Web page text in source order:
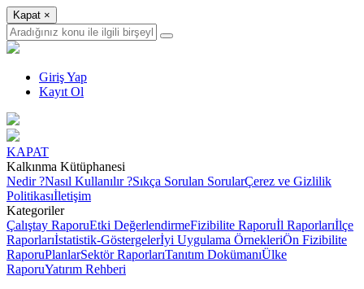
Kapat ×
Giriş Yap
Kayıt Ol
KAPAT
Kalkınma Kütüphanesi
Nedir ?Nasıl Kullanılır ?Sıkça Sorulan SorularÇerez ve Gizlilik
Politikasıİletişim
Kategoriler
Çalıştay RaporuEtki DeğerlendirmeFizibilite Raporuİl Raporlarıİlçe
Raporlarıİstatistik-Göstergelerİyi Uygulama ÖrnekleriÖn Fizibilite
RaporuPlanlarSektör RaporlarıTanıtım DokümanıÜlke
RaporuYatırım Rehberi